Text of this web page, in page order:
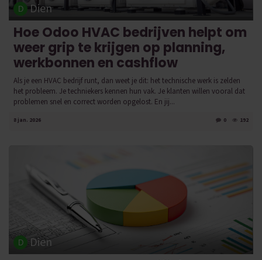
Dien
Hoe Odoo HVAC bedrijven helpt om
weer grip te krijgen op planning,
werkbonnen en cashflow
Als je een HVAC bedrijf runt, dan weet je dit: het technische werk is zelden
het probleem. Je techniekers kennen hun vak. Je klanten willen vooral dat
problemen snel en correct worden opgelost. En jij...
8 jan. 2026 0 192
Dien